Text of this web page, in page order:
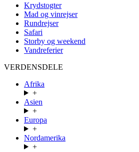
Krydstogter
Mad og vinrejser
Rundrejser
Safari
Storby og weekend
Vandreferier
VERDENSDELE
Afrika
+
Asien
+
Europa
+
Nordamerika
+